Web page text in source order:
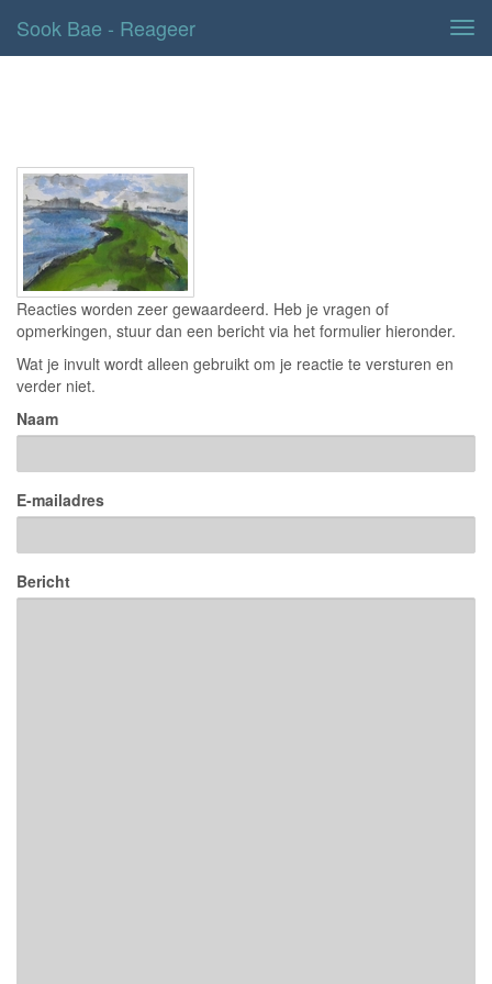
Sook Bae - Reageer
Reacties worden zeer gewaardeerd. Heb je vragen of
opmerkingen, stuur dan een bericht via het formulier hieronder.
Wat je invult wordt alleen gebruikt om je reactie te versturen en
verder niet.
Naam
E-mailadres
Bericht